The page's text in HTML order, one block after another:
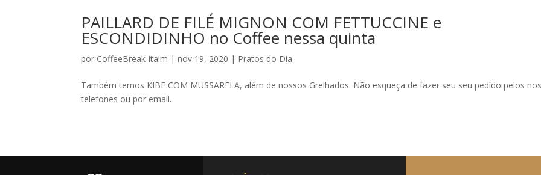
PAILLARD DE FILÉ MIGNON COM FETTUCCINE e
ESCONDIDINHO no Coffee nessa quinta
por CoffeeBreak Itaim |nov 19, 2020 | Pratos do Dia
Também temos KIBE COM MUSSARELA, além de nossos Grelhados. Não esqueça de fazer seu seu pedido pelos
telefones ou por email.